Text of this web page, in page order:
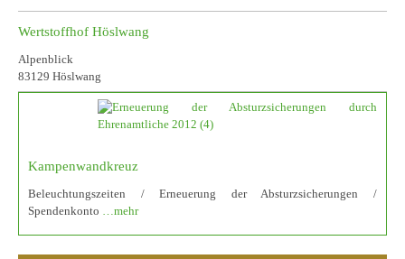
Wertstoffhof Höslwang
Alpenblick
83129 Höslwang
Kampenwandkreuz
Beleuchtungszeiten / Erneuerung der Absturzsicherungen /
Spendenkonto …mehr